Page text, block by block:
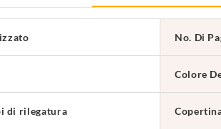
No. Di
Colore
di rilegatura